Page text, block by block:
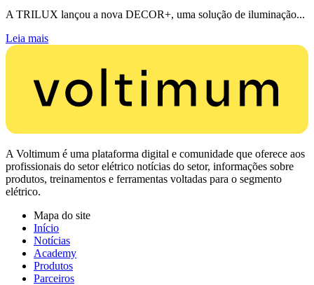
A TRILUX lançou a nova DECOR+, uma solução de iluminação...
Leia mais
A Voltimum é uma plataforma digital e comunidade que oferece aos
profissionais do setor elétrico notícias do setor, informações sobre
produtos, treinamentos e ferramentas voltadas para o segmento
elétrico.
Mapa do site
Início
Notícias
Academy
Produtos
Parceiros